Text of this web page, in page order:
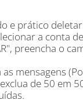
e prático
a conta
preencha o
mensagens
de 50 em